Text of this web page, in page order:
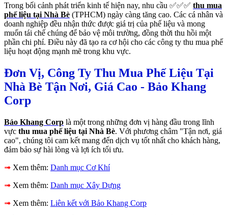
Trong bối cảnh phát triển kinh tế hiện nay, nhu cầu ✅✅✅ thu mua
phế liệu tại Nhà Bè (TPHCM) ngày càng tăng cao. Các cá nhân và
doanh nghiệp đều nhận thức được giá trị của phế liệu và mong
muốn tái chế chúng để bảo vệ môi trường, đồng thời thu hồi một
phần chi phí. Điều này đã tạo ra cơ hội cho các công ty thu mua phế
liệu hoạt động mạnh mẽ trong khu vực.
Đơn Vị, Công Ty Thu Mua Phế Liệu Tại
Nhà Bè Tận Nơi, Giá Cao - Bảo Khang
Corp
Bảo Khang Corp là một trong những đơn vị hàng đầu trong lĩnh
vực thu mua phế liệu tại Nhà Bè. Với phương châm "Tận nơi, giá
cao", chúng tôi cam kết mang đến dịch vụ tốt nhất cho khách hàng,
đảm bảo sự hài lòng và lợi ích tối ưu.
➟ Xem thêm: Danh mục Cơ Khí
➟ Xem thêm: Danh mục Xây Dựng
➟ Xem thêm: Liên kết với Bảo Khang Corp